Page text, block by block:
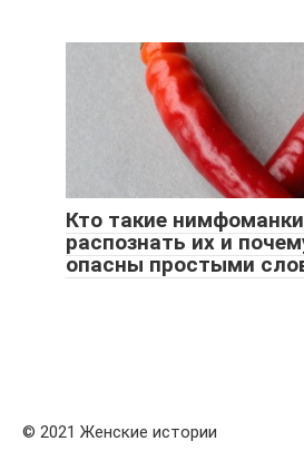
Кто такие
распознать их и
опасны простыми
© 2021 Женские истории